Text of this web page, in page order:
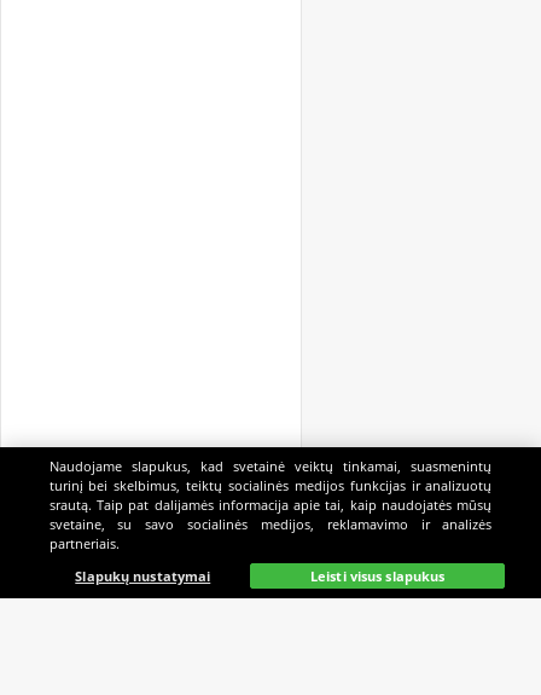
Pagrindinis Gyvai Paieška Mano Kazino
Naudojame slapukus, kad svetainė veiktų tinkamai, suasmenintų
turinį bei skelbimus, teiktų socialinės medijos funkcijas ir analizuotų
srautą. Taip pat dalijamės informacija apie tai, kaip naudojatės mūsų
svetaine, su savo socialinės medijos, reklamavimo ir analizės
partneriais.
Slapukų nustatymai
Leisti visus slapukus